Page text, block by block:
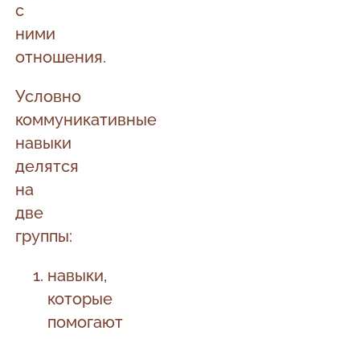
с
ними
отношения.
Условно
коммуникативные
навыки
делятся
на
две
группы:
навыки,
которые
помогают